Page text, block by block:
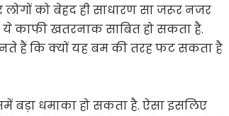
को बेहद ही साधारण सा जरूर नजर
काफी खतरनाक साबित हो सकता है.
हैं कि क्यों यह बम की तरह फट सकता है
बड़ा धमाका हो सकता है. ऐसा इसलिए